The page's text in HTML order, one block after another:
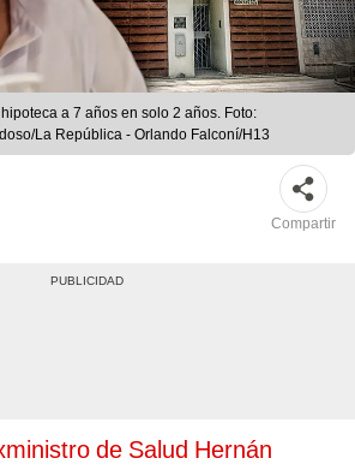
a 7 años en solo 2 años. Foto:
La República - Orlando Falconí/H13
Compartir
de Salud Hernán